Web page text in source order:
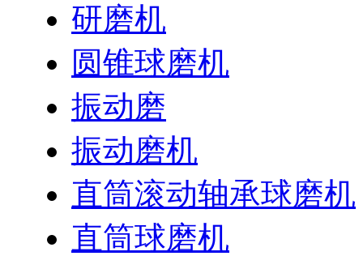
研磨机
圆锥球磨机
振动磨
振动磨机
直筒滚动轴承球磨机
直筒球磨机